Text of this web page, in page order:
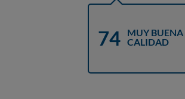
74
MUY BUENA
CALIDAD